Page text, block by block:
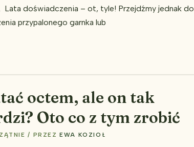
Lata doświadczenia – ot, tyle! Przejdźmy jednak do
przypalonego garnka lub
octem, ale on tak
Oto co z tym zrobić
/ PRZEZEWA KOZIOŁ